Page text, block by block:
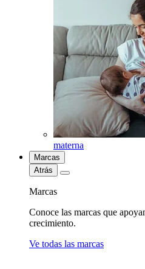
materna
Marcas
Atrás
Marcas
Conoce las marcas que
crecimiento.
Ve todas las marcas